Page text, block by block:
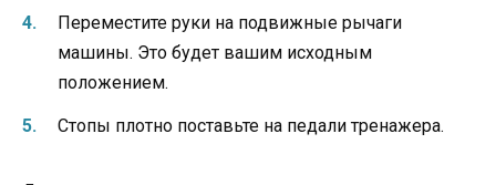
Переместите руки на подвижные рычаги
машины. Это будет вашим исходным
положением.
Стопы плотно поставьте на педали тренажера.